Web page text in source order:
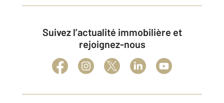
Suivez l’actualité immobilière et
rejoignez-nous